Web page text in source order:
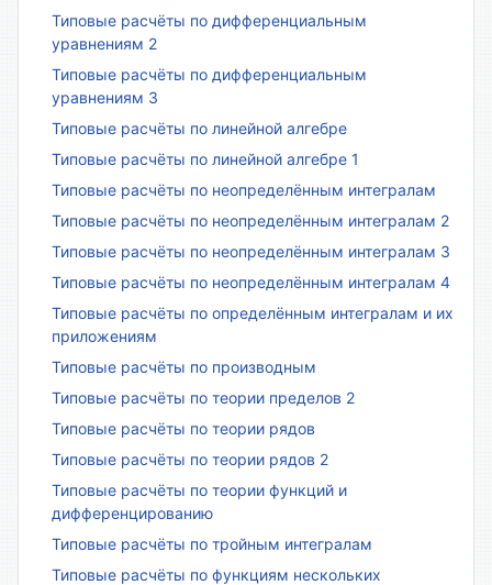
Типовые расчёты по дифференциальным
уравнениям 2
Типовые расчёты по дифференциальным
уравнениям 3
Типовые расчёты по линейной алгебре
Типовые расчёты по линейной алгебре 1
Типовые расчёты по неопределённым интегралам
Типовые расчёты по неопределённым интегралам 2
Типовые расчёты по неопределённым интегралам 3
Типовые расчёты по неопределённым интегралам 4
Типовые расчёты по определённым интегралам и их
приложениям
Типовые расчёты по производным
Типовые расчёты по теории пределов 2
Типовые расчёты по теории рядов
Типовые расчёты по теории рядов 2
Типовые расчёты по теории функций и
дифференцированию
Типовые расчёты по тройным интегралам
Типовые расчёты по функциям нескольких